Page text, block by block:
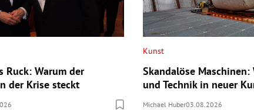
Ruck: Warum der
der Krise steckt
Kunst
Skandalöse
und Technik in neuer
Michael Huber03.08.2026